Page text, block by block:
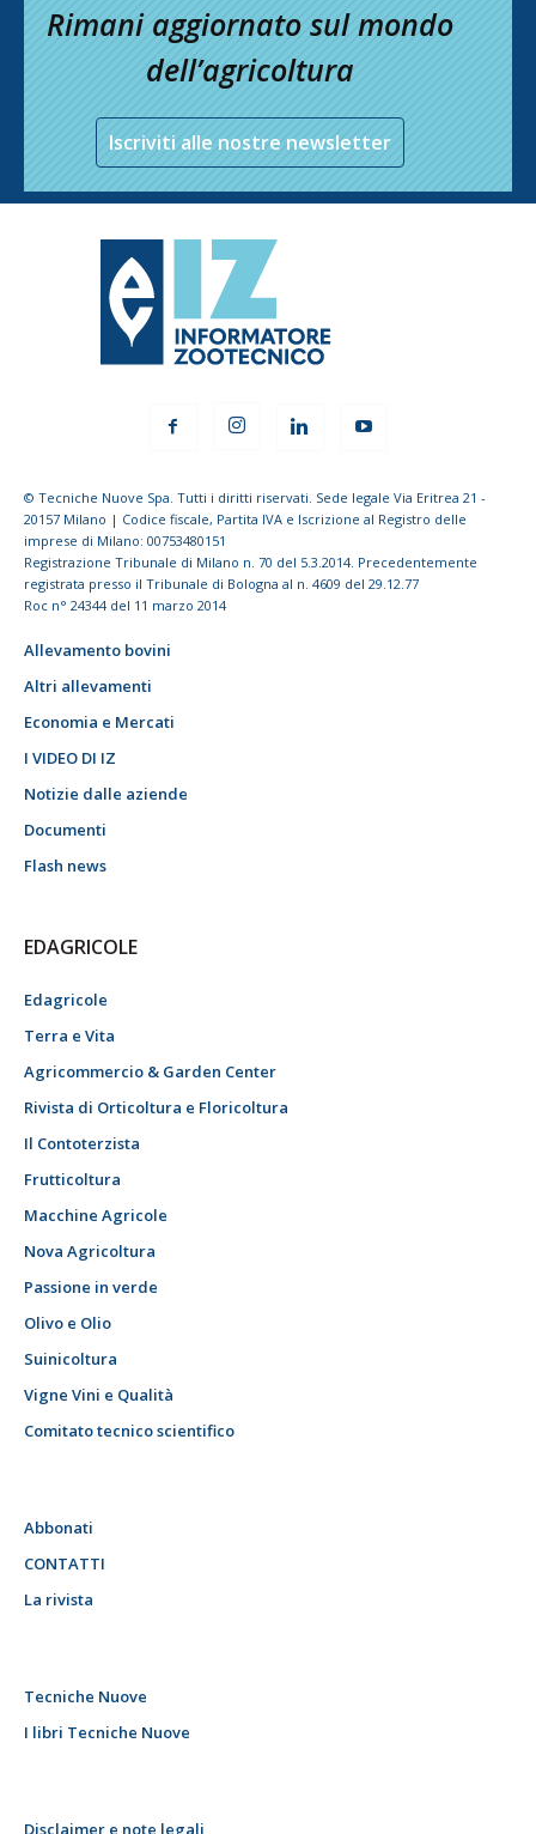
Rimani aggiornato sul mondo
dell’agricoltura
Iscriviti alle nostre newsletter
© Tecniche Nuove Spa. Tutti i diritti riservati. Sede legale Via Eritrea 21 -
20157 Milano | Codice fiscale, Partita IVA e Iscrizione al Registro delle
imprese di Milano: 00753480151
Registrazione Tribunale di Milano n. 70 del 5.3.2014. Precedentemente
registrata presso il Tribunale di Bologna al n. 4609 del 29.12.77
Roc n° 24344 del 11 marzo 2014
Allevamento bovini
Altri allevamenti
Economia e Mercati
I VIDEO DI IZ
Notizie dalle aziende
Documenti
Flash news
EDAGRICOLE
Edagricole
Terra e Vita
Agricommercio & Garden Center
Rivista di Orticoltura e Floricoltura
Il Contoterzista
Frutticoltura
Macchine Agricole
Nova Agricoltura
Passione in verde
Olivo e Olio
Suinicoltura
Vigne Vini e Qualità
Comitato tecnico scientifico
Abbonati
CONTATTI
La rivista
Tecniche Nuove
I libri Tecniche Nuove
Disclaimer e note legali